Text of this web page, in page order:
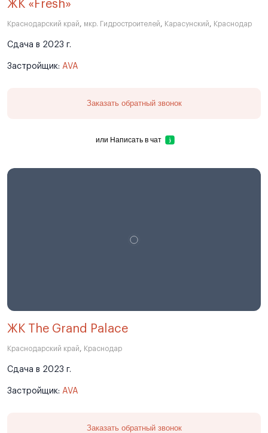
ЖК «Fresh»
Краснодарский край, мкр. Гидростроителей, Карасунский, Краснодар
Сдача в 2023 г.
Застройщик: AVA
Заказать обратный звонок
или Написать в чат
ЖК The Grand Palace
Краснодарский край, Краснодар
Сдача в 2023 г.
Застройщик: AVA
Заказать обратный звонок